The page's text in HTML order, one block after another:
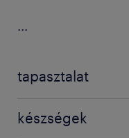
...
tapasztalat
készségek